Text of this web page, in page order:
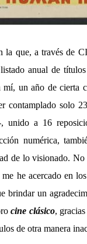
la que, a través de
anual de títulos
mí, un año de cierta
contamplado solo
unido a 16
numérica,
de lo visionado.
he acercado en
brindar un
cine clásico,
de otra manera